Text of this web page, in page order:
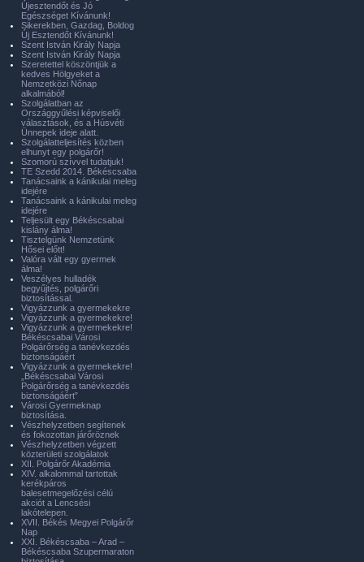
Újesztendőt és Jó
Egészséget Kívánunk!
Sikerekben, Gazdag, Boldog
Új Esztendőt Kívánunk!
Szent István Király Napja
Szent István Király Napja
Szeretettel köszöntjük a
kedves Hölgyeket a
Nemzetközi Nőnap
alkalmából!
Szolgálatban az
Országgyűlési képviselői
választások, és a Húsvéti
Ünnepek ideje alatt.
Szolgálatteljesítés közben
elhunyt egy polgárőr!
Szomorú szívvel tudatjuk!
TE Szedd 2014. Békéscsaba
Tanácsaink a kánikulai meleg
idejére
Tanácsaink a kánikulai meleg
idejére
Teljesült egy Békéscsabai
kislány álma!
Tisztelgünk Nemzetünk
Hősei előtt!
Valóra vált egy gyermek
álma!
Veszélyes hulladék
begyűjtés, polgárőri
biztosítással.
Vigyázzunk a gyermekekre
Vigyázzunk a gyermekekre!
Vigyázzunk a gyermekekre!
Békéscsabai Városi
Polgárőrség a tanévkezdés
biztonságáért
Vigyázzunk a gyermekekre!
„Békéscsabai Városi
Polgárőrség a tanévkezdés
biztonságáért”
Városi Gyermeknap
biztosítása.
Vészhelyzetben segítenek
és fokozottan járőröznek
Vészhelyzetben végzett
közterületi szolgálatok
XII. Polgárőr Akadémia
XIV. alkalommal tartottak
kerékpáros
balesetmegelőzési célú
akciót a Lencsési
lakótelepen.
XVII. Békés Megyei Polgárőr
Nap
XXI. Békéscsaba – Arad –
Békéscsaba Szupermaraton